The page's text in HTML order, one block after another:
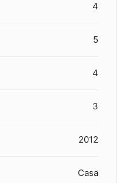
4
5
4
3
2012
Casa